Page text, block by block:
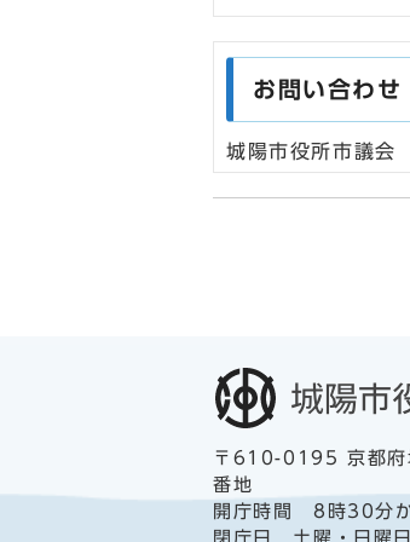
お問い合わせ
城陽市役所市議会
〒610-0195 京都府
番地
開庁時間 8時30分
閉庁日 土曜・日曜